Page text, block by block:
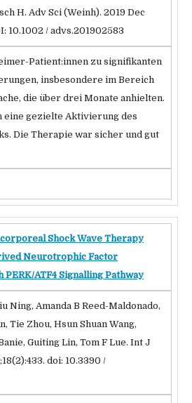
H. Adv Sci (Weinh). 2019 Dec
10.1002 / advs.201902583
Patient:innen zu signifikanten
insbesondere im Bereich
die über drei Monate anhielten.
eine gezielte Aktivierung des
Die Therapie war sicher und gut
Shock Wave Therapy
Neurotrophic Factor
ATF4 Signalling Pathway
Ning, Amanda B Reed-Maldonado,
Tie Zhou, Hsun Shuan Wang,
Guiting Lin, Tom F Lue. Int J
doi: 10.3390 /